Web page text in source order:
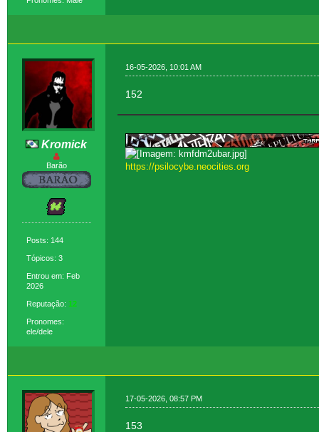
Kromick
Barão
Posts: 144
Tópicos: 3
Entrou em: Feb
2026
Reputação: 12
Pronomes:
ele/dele
16-05-2026, 10:01 AM
152
https://psilocybe.neocities.org
17-05-2026, 08:57 PM
153